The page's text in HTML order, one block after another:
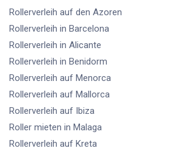
Rollerverleih auf den Azoren
Rollerverleih in Barcelona
Rollerverleih in Alicante
Rollerverleih in Benidorm
Rollerverleih auf Menorca
Rollerverleih auf Mallorca
Rollerverleih auf Ibiza
Roller mieten in Malaga
Rollerverleih auf Kreta